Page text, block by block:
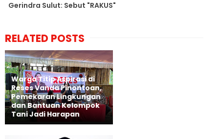
Gerindra Sulut: Sebut "RAKUS"
RELATED POSTS
Warga Titip Aspirasi di
Reses Vanda Pinontoan,
Pemekaran Lingkungan
dan Bantuan Kelompok
Tani Jadi Harapan